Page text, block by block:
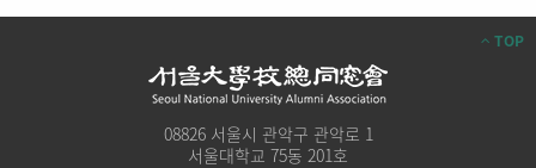
TOP
08826 서울시 관악구 관악로 1
서울대학교 75동 201호